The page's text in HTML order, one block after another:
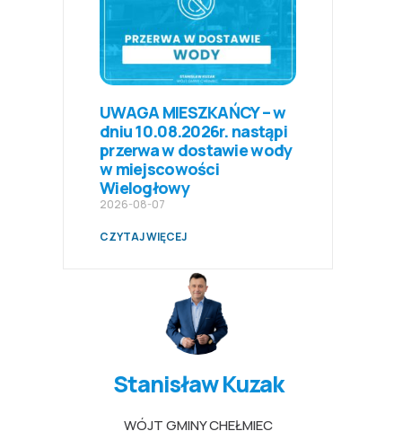
UWAGA MIESZKAŃCY – w
dniu 10.08.2026r. nastąpi
przerwa w dostawie wody
w miejscowości
Wielogłowy
2026-08-07
CZYTAJ WIĘCEJ
Stanisław Kuzak
WÓJT GMINY CHEŁMIEC